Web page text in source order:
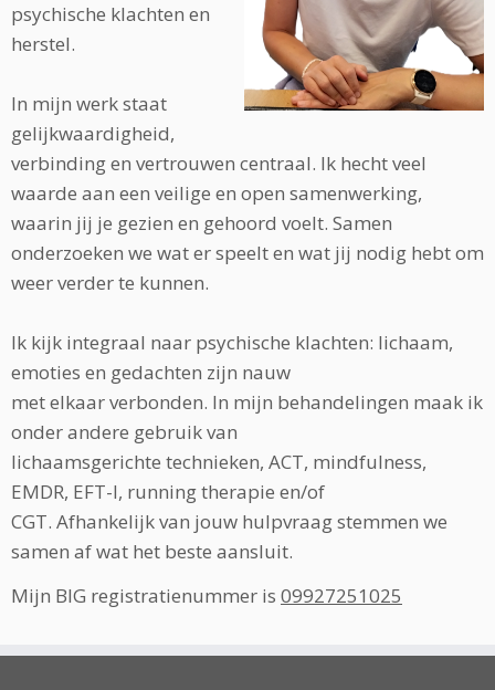
psychische klachten en
herstel.
In mijn werk staat
gelijkwaardigheid,
verbinding en vertrouwen centraal. Ik hecht veel
waarde aan een veilige en open samenwerking,
waarin jij je gezien en gehoord voelt. Samen
onderzoeken we wat er speelt en wat jij nodig hebt om
weer verder te kunnen.
Ik kijk integraal naar psychische klachten: lichaam,
emoties en gedachten zijn nauw
met elkaar verbonden. In mijn behandelingen maak ik
onder andere gebruik van
lichaamsgerichte technieken, ACT, mindfulness,
EMDR, EFT-I, running therapie en/of
CGT. Afhankelijk van jouw hulpvraag stemmen we
samen af wat het beste aansluit.
Mijn BIG registratienummer is 09927251025